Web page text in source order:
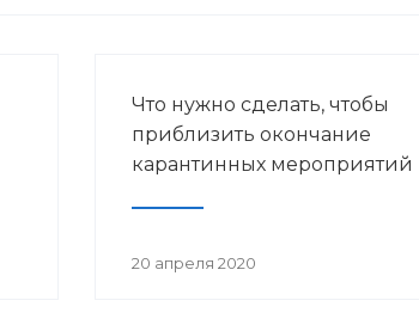
Что нужно сделать, чтобы
приблизить окончание
карантинных мероприятий
20 апреля 2020